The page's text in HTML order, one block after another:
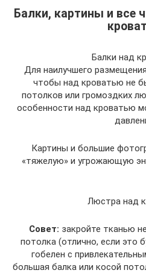
Балки, картины и все
Балки над
Для наилучшего
чтобы над кроватью не
потолков или громоздких
особенности над кроватью
Картины и большие
«тяжелую» и угрожающую
Люстра над
Совет: закройте тканью
потолка (отлично, если это
гобелен с
большая балка или косой